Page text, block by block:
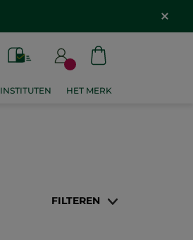
INSTITUTEN HET MERK
FILTEREN